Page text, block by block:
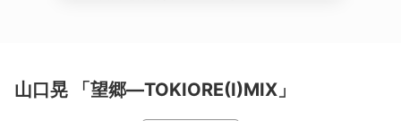
山口晃 「望郷―TOKIORE(I)MIX」